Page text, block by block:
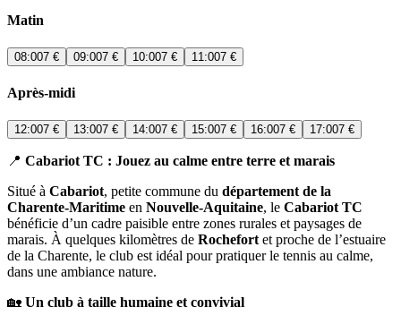
Matin
08:007 € 09:007 € 10:007 € 11:007 €
Après-midi
12:007 € 13:007 € 14:007 € 15:007 € 16:007 € 17:007 €
📍 Cabariot TC : Jouez au calme entre terre et marais
Situé à Cabariot, petite commune du département de la
Charente-Maritime en Nouvelle-Aquitaine, le Cabariot TC
bénéficie d’un cadre paisible entre zones rurales et paysages de
marais. À quelques kilomètres de Rochefortet proche de l’estuaire
de la Charente, le club est idéal pour pratiquer le tennis au calme,
dans une ambiance nature.
🏡 Un club à taille humaine et convivial